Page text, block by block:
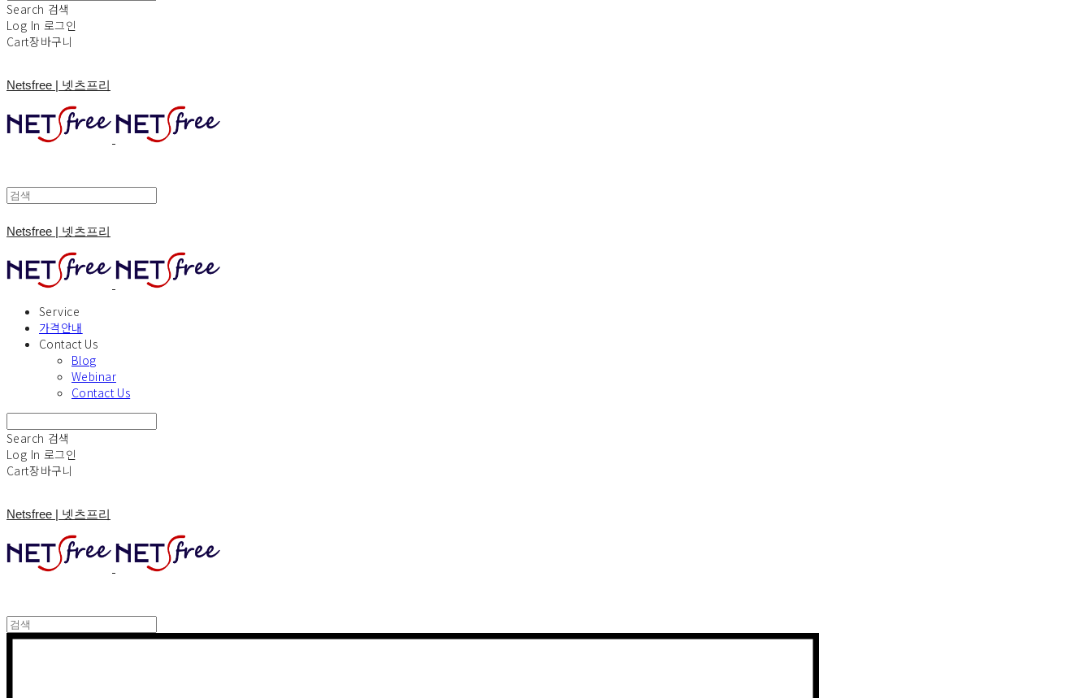
Search 검색
Log In 로그인
Cart장바구니
Netsfree | 넷츠프리
Netsfree | 넷츠프리
Service
가격안내
Contact Us
Blog
Webinar
Contact Us
Search 검색
Log In 로그인
Cart장바구니
Netsfree | 넷츠프리